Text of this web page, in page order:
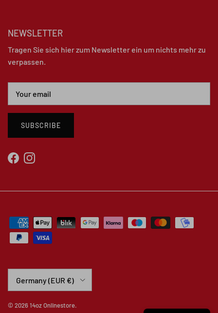
NEWSLETTER
Tragen Sie sich hier zum Newsletter ein um nichts mehr zu
verpassen.
SUBSCRIBE
FacebookInstagram
Germany (EUR €)
© 202614oz Onlinestore.